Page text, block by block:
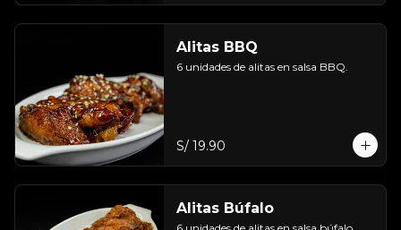
Alitas BBQ
6 unidades de alitas en salsa BBQ.
S/ 19.90
Alitas Búfalo